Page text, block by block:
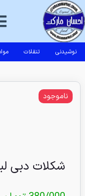
نوشیدنی تنقلات
شکلات دبی لبوبو
ناموجود